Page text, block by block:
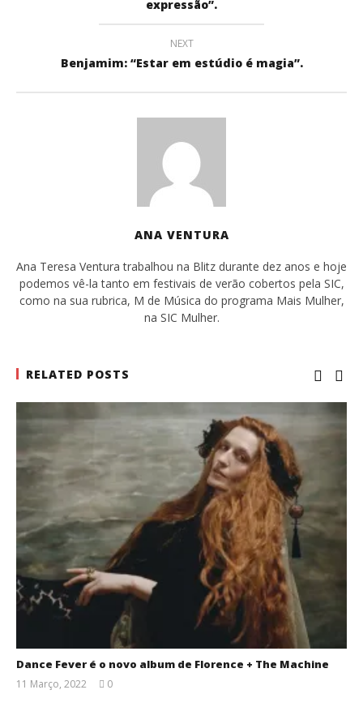
expressão”.
NEXT
Benjamim: “Estar em estúdio é magia”.
ANA VENTURA
Ana Teresa Ventura trabalhou na Blitz durante dez anos e hoje
podemos vê-la tanto em festivais de verão cobertos pela SIC,
como na sua rubrica, M de Música do programa Mais Mulher,
na SIC Mulher.
RELATED POSTS
Dance Fever é o novo album de Florence + The Machine
11 Março, 2022
0